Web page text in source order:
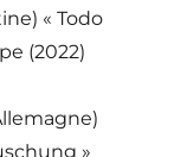
« Todo
(2022)
»